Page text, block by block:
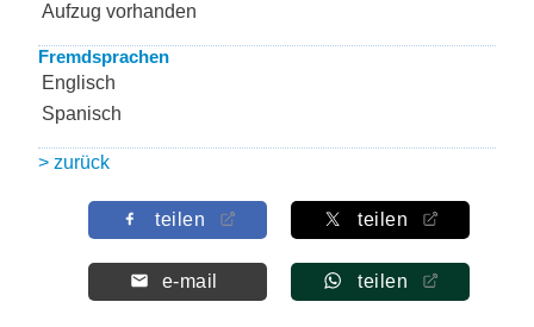
Aufzug vorhanden
Fremdsprachen
Englisch
Spanisch
> zurück
teilen teilen
e-mail teilen